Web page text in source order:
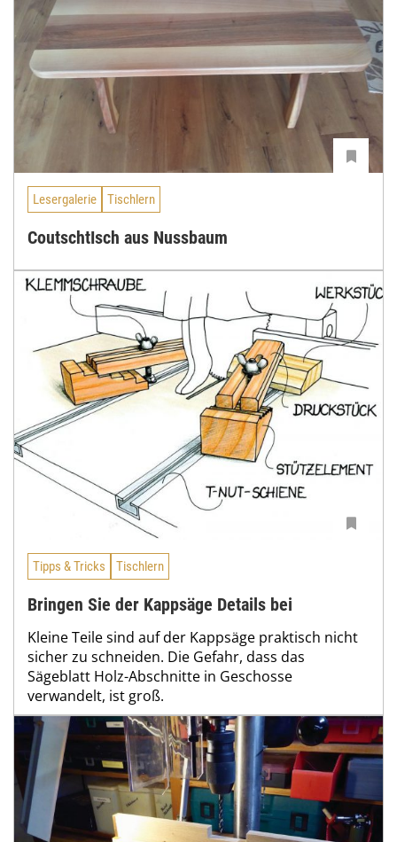
Lesergalerie Tischlern
CoutschtIsch aus Nussbaum
Tipps & Tricks Tischlern
Bringen Sie der Kappsäge Details bei
Kleine Teile sind auf der Kappsäge praktisch nicht
sicher zu schneiden. Die Gefahr, dass das
Sägeblatt Holz-Abschnitte in Geschosse
verwandelt, ist groß.